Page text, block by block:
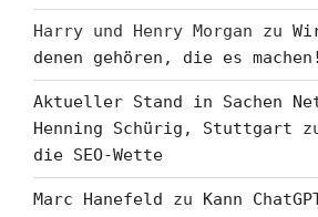
Harry und Henry Morgan zu
denen gehören, die es machen!
Aktueller Stand in Sachen
Henning Schürig, Stuttgart
die SEO-Wette
Marc Hanefeld zu Kann